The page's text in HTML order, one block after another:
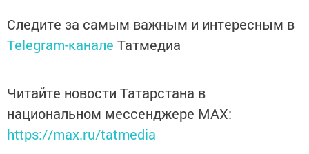
Следите за самым важным и интересным в
Telegram-канале Татмедиа
Читайте новости Татарстана в
национальном мессенджере MАХ:
https://max.ru/tatmedia